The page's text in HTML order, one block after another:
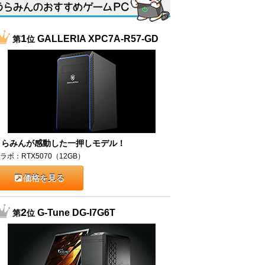
第1位GALLERIA XPC7A-R57-GD
みんが感動した一押しモデル！
ボ：RTX5070（12GB）
価格を見る
第2位G-Tune DG-I7G6T